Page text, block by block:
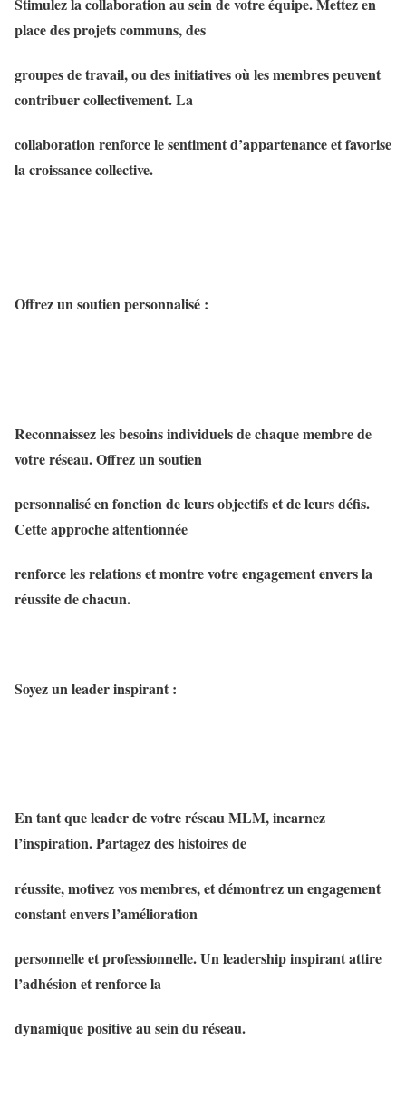
place des projets communs, des
groupes de travail, ou des initiatives où les membres peuvent
contribuer collectivement. La
collaboration renforce le sentiment d’appartenance et favorise
la croissance collective.
Offrez un soutien personnalisé :
Reconnaissez les besoins individuels de chaque membre de
votre réseau. Offrez un soutien
personnalisé en fonction de leurs objectifs et de leurs défis.
Cette approche attentionnée
renforce les relations et montre votre engagement envers la
réussite de chacun.
Soyez un leader inspirant :
En tant que leader de votre réseau MLM, incarnez
l’inspiration. Partagez des histoires de
réussite, motivez vos membres, et démontrez un engagement
constant envers l’amélioration
personnelle et professionnelle. Un leadership inspirant attire
l’adhésion et renforce la
dynamique positive au sein du réseau.